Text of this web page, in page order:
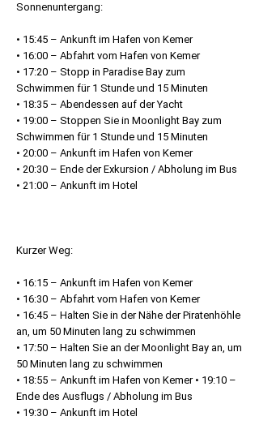
Sonnenuntergang:
• 15:45 – Ankunft im Hafen von Kemer
• 16:00 – Abfahrt vom Hafen von Kemer
• 17:20 – Stopp in Paradise Bay zum
Schwimmen für 1 Stunde und 15 Minuten
• 18:35 – Abendessen auf der Yacht
• 19:00 – Stoppen Sie in Moonlight Bay zum
Schwimmen für 1 Stunde und 15 Minuten
• 20:00 – Ankunft im Hafen von Kemer
• 20:30 – Ende der Exkursion / Abholung im Bus
• 21:00 – Ankunft im Hotel
Kurzer Weg:
• 16:15 – Ankunft im Hafen von Kemer
• 16:30 – Abfahrt vom Hafen von Kemer
• 16:45 – Halten Sie in der Nähe der Piratenhöhle
an, um 50 Minuten lang zu schwimmen
• 17:50 – Halten Sie an der Moonlight Bay an, um
50 Minuten lang zu schwimmen
• 18:55 – Ankunft im Hafen von Kemer • 19:10 –
Ende des Ausflugs / Abholung im Bus
• 19:30 – Ankunft im Hotel